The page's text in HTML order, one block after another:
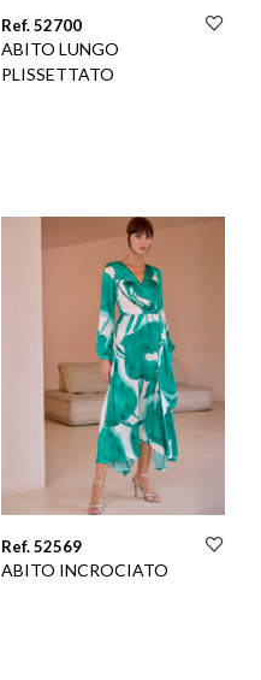
Ref. 52700
ABITO LUNGO
PLISSETTATO
Ref. 52569
ABITO INCROCIATO